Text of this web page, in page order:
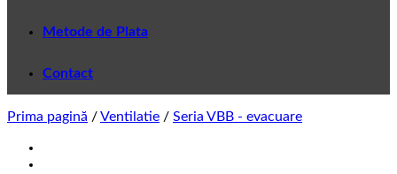
Metode de Plata
Contact
Prima pagină /Ventilatie / Seria VBB - evacuare